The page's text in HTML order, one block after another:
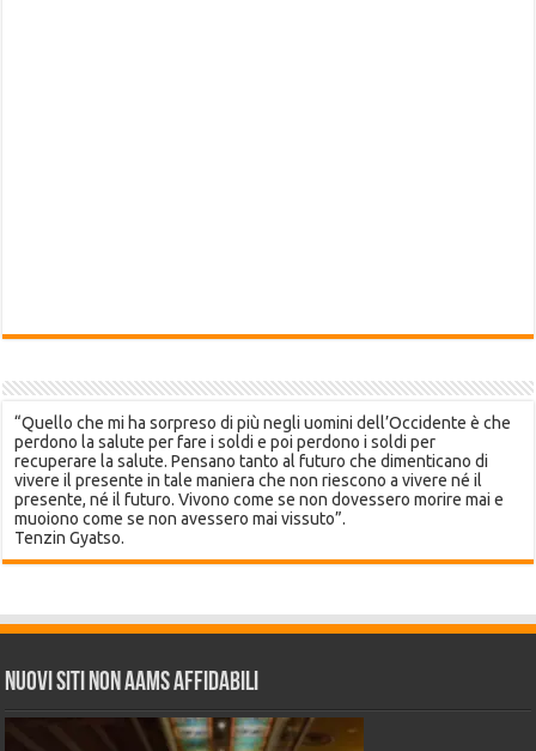
“Quello che mi ha sorpreso di più negli uomini dell’Occidente è che
perdono la salute per fare i soldi e poi perdono i soldi per
recuperare la salute. Pensano tanto al futuro che dimenticano di
vivere il presente in tale maniera che non riescono a vivere né il
presente, né il futuro. Vivono come se non dovessero morire mai e
muoiono come se non avessero mai vissuto”.
Tenzin Gyatso.
Nuovi siti non AAMS affidabili